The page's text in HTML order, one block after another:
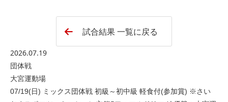
試合結果 一覧に戻る
2026.07.19
団体戦
大宮運動場
07/19(日) ミックス団体戦 初級～初中級 軽食付(参加賞) ※さい